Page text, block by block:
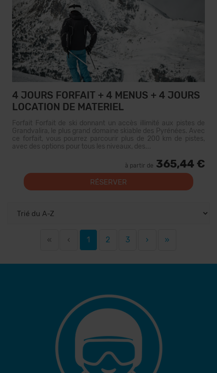
4 JOURS FORFAIT + 4 MENUS + 4 JOURS
LOCATION DE MATERIEL
Forfait Forfait de ski donnant un accès illimité aux pistes de
Grandvalira, le plus grand domaine skiable des Pyrénées. Avec
ce forfait, vous pourrez parcourir plus de 200 km de pistes,
avec des options pour tous les niveaux, des...
à partir de 365,44 €
RÉSERVER
« ‹ 1 2 3 › »